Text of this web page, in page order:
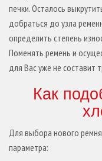
печки. Осталось
добраться до узла
определить степень
Поменять ремень и
для Вас уже не составит
Как
Для выбора нового
параметра: